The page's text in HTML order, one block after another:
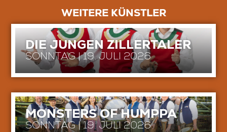
WEITERE KÜNSTLER
DIE JUNGEN ZILLERTALER
SONNTAG | 19. JULI 2026
MONSTERS OF HUMPPA
SONNTAG | 19. JULI 2026